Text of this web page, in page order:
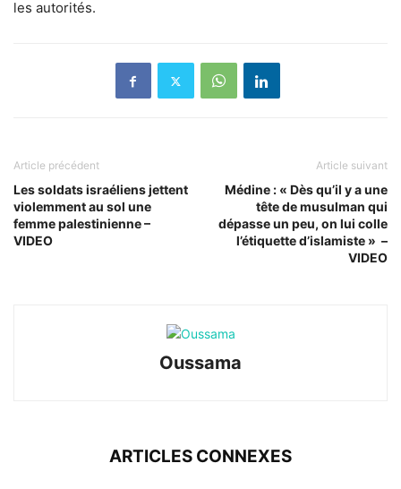
les autorités.
Article précédent
Les soldats israéliens jettent
violemment au sol une
femme palestinienne –
VIDEO
Article suivant
Médine : « Dès qu’il y a une
tête de musulman qui
dépasse un peu, on lui colle
l’étiquette d’islamiste » –
VIDEO
Oussama
ARTICLES CONNEXES